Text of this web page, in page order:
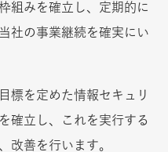
組みを確立し、定期的に
社の事業継続を確実にい
標を定めた情報セキュリ
確立し、これを実行する
改善を行います。